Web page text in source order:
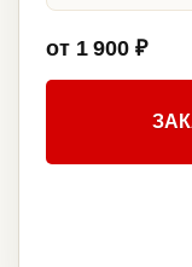
от 1 900 ₽